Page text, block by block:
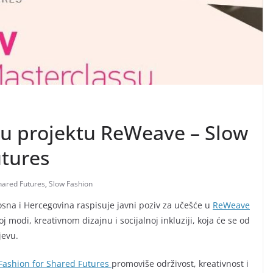
projektu ReWeave – Slow
Futures, Slow Fashion
i Hercegovina raspisuje javni poziv za učešće u ReWeave
modi, kreativnom dizajnu i socijalnoj inkluziji, koja će se od
for Shared Futures promoviše održivost, kreativnost i